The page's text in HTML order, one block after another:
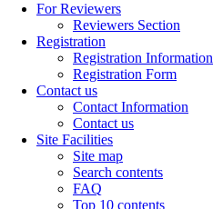
For Reviewers
Reviewers Section
Registration
Registration Information
Registration Form
Contact us
Contact Information
Contact us
Site Facilities
Site map
Search contents
FAQ
Top 10 contents